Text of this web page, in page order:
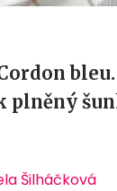
bleu.
plněný
Šilháčková